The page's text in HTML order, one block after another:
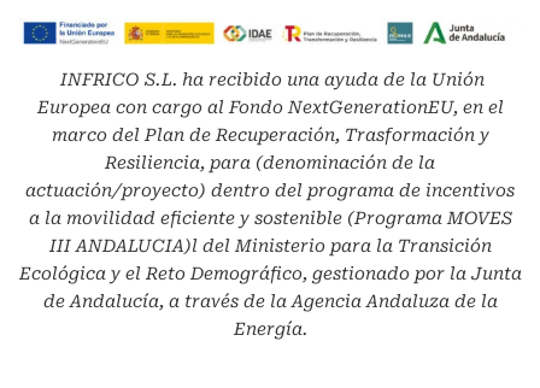
INFRICO S.L. ha recibido una ayuda de la Unión
Europea con cargo al Fondo NextGenerationEU, en el
marco del Plan de Recuperación, Trasformación y
Resiliencia, para (denominación de la
actuación/proyecto) dentro del programa de incentivos
a la movilidad eficiente y sostenible (Programa MOVES
III ANDALUCIA)l del Ministerio para la Transición
Ecológica y el Reto Demográfico, gestionado por la Junta
de Andalucía, a través de la Agencia Andaluza de la
Energía.